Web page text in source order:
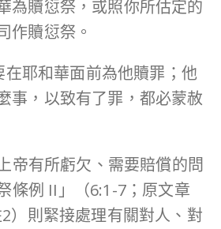
為贖愆祭，或照你所估定的
作贖愆祭。
在耶和華面前為他贖罪；他
事，以致有了罪，都必蒙赦
帝有所虧欠、需要賠償的問
條例 II」（6:1-7；原文章
）則緊接處理有關對人、對